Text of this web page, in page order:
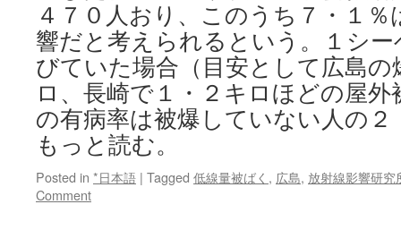
４７０人おり、このうち７・１
響だと考えられるという。１シ
びていた場合（目安として広島
ロ、長崎で１・２キロほどの屋
の有病率は被爆していない人の
もっと読む。
Posted in *日本語 | Tagged 低線量被ばく , 広島, 放射線影響研
Comment